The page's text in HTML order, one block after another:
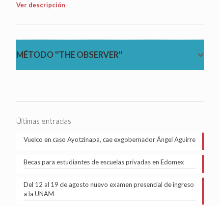
Ver descripción
MÉTODO ''THE OBSERVER''
Últimas entradas
Vuelco en caso Ayotzinapa, cae exgobernador Ángel Aguirre
Becas para estudiantes de escuelas privadas en Edomex
Del 12 al 19 de agosto nuevo examen presencial de ingreso
a la UNAM